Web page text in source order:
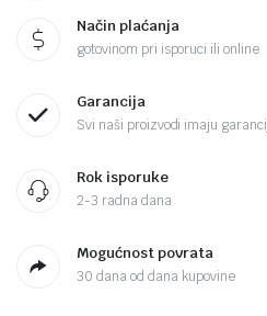
Način plaćanja
gotovinom pri isporuci ili online
Garancija
Svi naši proizvodi imaju
Rok isporuke
2-3 radna dana
Mogućnost povrata
30 dana od dana kupovine